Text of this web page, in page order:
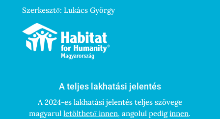
Szerkesztő: Lukács György
A teljes lakhatási jelentés
A 2024-es lakhatási jelentés teljes szövege
magyarulletölthető innen, angolul pediginnen.